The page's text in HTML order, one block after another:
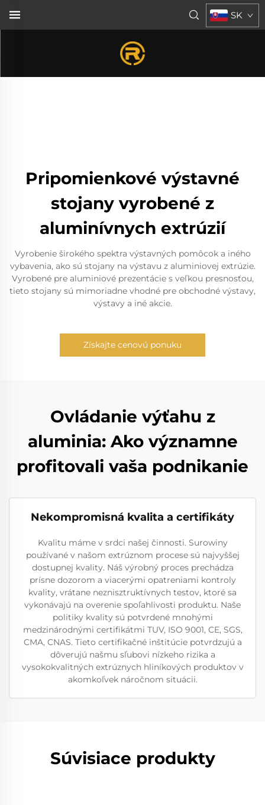
SK
Pripomienkové výstavné
stojany vyrobené z
aluminívnych extrúzií
Vyrobenie širokého spektra výstavných pomôcok a iného
vybavenia, ako sú stojany na výstavu z aluminiovej extrúzie.
Vyrobené pre aluminiové prezentácie s veľkou presnosťou,
tieto stojany sú mimoriadne vhodné pre obchodné výstavy,
výstavy a iné akcie.
Získajte cenovú ponuku
Ovládanie výťahu z
aluminia: Ako významne
profitovali vaša podnikanie
Nekompromisná kvalita a certifikáty
Kvalitu máme v srdci našej činnosti. Surowiny
používané v našom extrúznom procese sú najvyššej
dostupnej kvality. Náš výrobný proces prechádza
prísne dozorom a viacerými opatreniami kontroly
kvality, vrátane neznisztruktívnych testov, ktoré sa
vykonávajú na overenie spoľahlivosti produktu. Naše
politiky kvality sú potvrdené mnohými
medzinárodnými certifikátmi TUV, ISO 9001, CE, SGS,
CMA, CNAS. Tieto certifikačné inštitúcie potvrdzujú a
dôverujú našmu sľubovi nízkeho rizika a
vysokokvalitných extrúznych hliníkových produktov v
akomkoľvek náročnom situácii.
Súvisiace produkty